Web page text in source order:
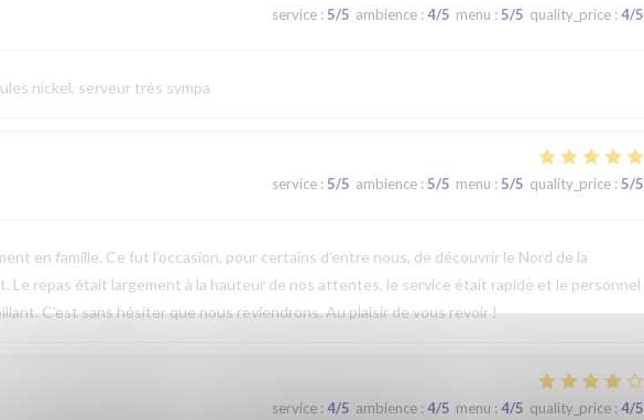
service: 5/5 ambience: 4/5 menu : 5/5 quality_price: 4/5
nickel, serveur très sympa
service: 5/5 ambience: 5/5 menu : 5/5 quality_price: 5/5
en famille. Ce fut l’occasion, pour certains d’entre nous, de découvrir le Nord de la
Le repas était largement à la hauteur de nos attentes, le service était rapide et le personnel
C’est sans hésiter que nous reviendrons. Au plaisir de vous revoir !
service: 4/5 ambience: 4/5 menu : 4/5 quality_price: 4/5